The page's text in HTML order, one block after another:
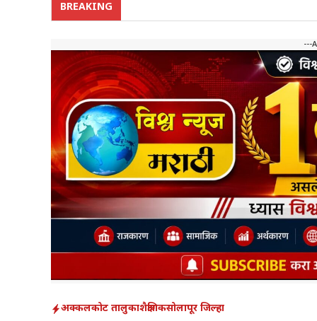
BREAKING
---
अक्कलकोट तालुकाशैक्षणिकसोलापूर जिल्हा